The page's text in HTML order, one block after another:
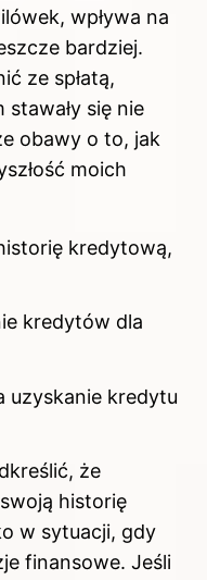
wpływa na
bardziej.
ze spłatą,
się nie
obawy o to, jak
moich
kredytową,
kredytów dla
uzyskanie kredytu
że
historię
w sytuacji, gdy
finansowe. Jeśli